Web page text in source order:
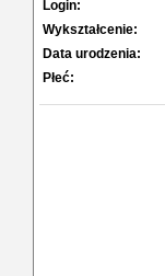
Login:
Wykształcenie:
Data urodzenia:
Płeć: